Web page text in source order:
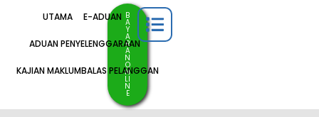
UTAMA E-ADUAN
ADUAN PENYELENGGARAAN
KAJIAN MAKLUMBALAS PELANGGAN
B
A
Y
A
R
A
N
O
N
LI
N
E